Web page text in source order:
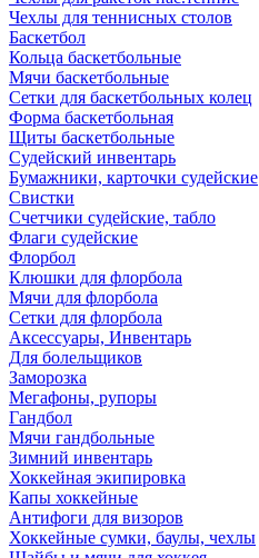
Чехлы для теннисных столов
Баскетбол
Кольца баскетбольные
Мячи баскетбольные
Сетки для баскетбольных колец
Форма баскетбольная
Щиты баскетбольные
Судейский инвентарь
Бумажники, карточки судейские
Свистки
Счетчики судейские, табло
Флаги судейские
Флорбол
Клюшки для флорбола
Мячи для флорбола
Сетки для флорбола
Аксессуары, Инвентарь
Для болельщиков
Заморозка
Мегафоны, рупоры
Гандбол
Мячи гандбольные
Зимний инвентарь
Хоккейная экипировка
Капы хоккейные
Антифоги для визоров
Хоккейные сумки, баулы, чехлы